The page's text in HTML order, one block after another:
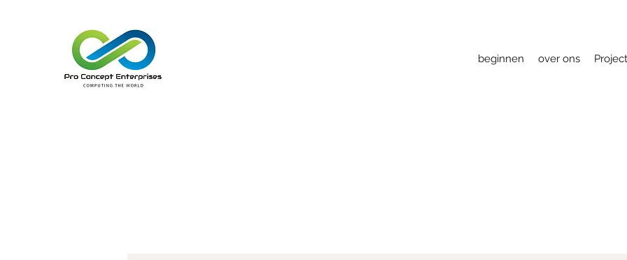
beginnen over ons